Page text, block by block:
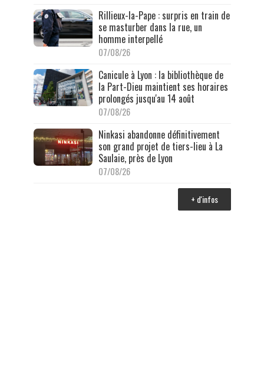
Rillieux-la-Pape : surpris en train de
se masturber dans la rue, un
homme interpellé
07/08/26
Canicule à Lyon : la bibliothèque de
la Part-Dieu maintient ses horaires
prolongés jusqu'au 14 août
07/08/26
Ninkasi abandonne définitivement
son grand projet de tiers-lieu à La
Saulaie, près de Lyon
07/08/26
+ d'infos